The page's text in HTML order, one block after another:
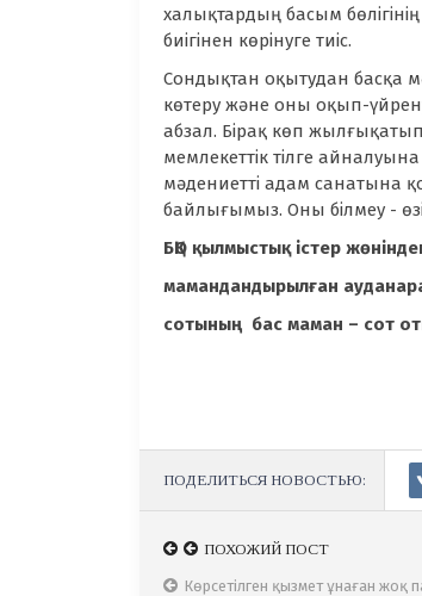
халықтардың басым бөлігінің
биігінен көрінуге тиіс.
Сондықтан оқытудан басқа
көтеру және оны оқып-
абзал. Бірақ көп жылғықатып
мемлекеттік тілге
мәдениетті адам санатына
байлығымыз. Оны білмеу -
БҚО қылмыстық істер
мамандандырылған
сотының бас маман – сот
ПОДЕЛИТЬСЯ НОВОСТЬЮ:
ПОХОЖИЙ ПОСТ
Мемлекеттік тіл - елдігіміздің
ПОХОЖИЙ ПОСТ
Көрсетілген қызмет ұнаған жоқ